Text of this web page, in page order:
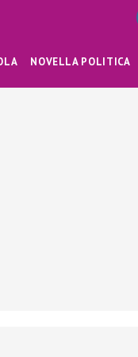
NOVELLA POLITICA